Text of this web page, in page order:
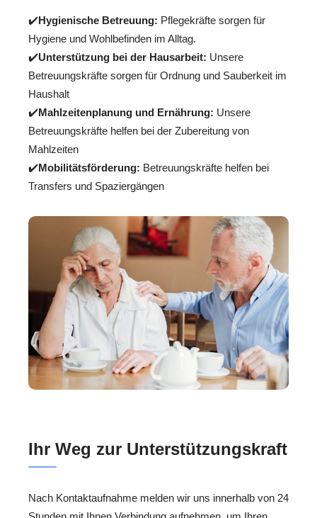
✔️Hygienische Betreuung: Pflegekräfte sorgen für
Hygiene und Wohlbefinden im Alltag.
✔️Unterstützung bei der Hausarbeit: Unsere
Betreuungskräfte sorgen für Ordnung und Sauberkeit im
Haushalt
✔️Mahlzeitenplanung und Ernährung: Unsere
Betreuungskräfte helfen bei der Zubereitung von
Mahlzeiten
✔️Mobilitätsförderung: Betreuungskräfte helfen bei
Transfers und Spaziergängen
Ihr Weg zur Unterstützungskraft
Nach Kontaktaufnahme melden wir uns innerhalb von 24